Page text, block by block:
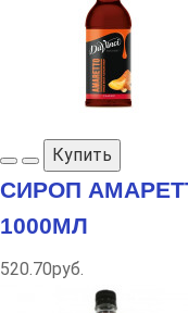
Купить
СИРОП
1000МЛ
520.70руб.